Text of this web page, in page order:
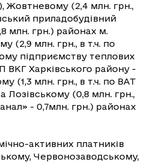
Жовтневому (2,4 млн. грн.,
приладобудівний
млн. грн.) районах м.
(2,9 млн. грн., в т.ч. по
підприємству теплових
ВКГ Харківського району -
(1,3 млн. грн., в т.ч. по ВАТ
Лозівському (0,8 млн. грн.,
- 0,7млн. грн.) районах
активних платників
Червонозаводському,